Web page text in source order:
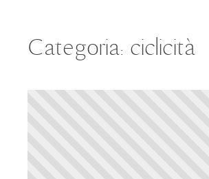
Categoria: ciclicità